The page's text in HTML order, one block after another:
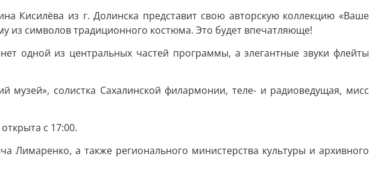
Кисилёва из г. Долинска представит свою авторскую коллекцию «Ваше
из символов традиционного костюма. Это будет впечатляюще!
одной из центральных частей программы, а элегантные звуки флейты
музей», солистка Сахалинской филармонии, теле- и радиоведущая, мисс
с 17:00.
Лимаренко, а также регионального министерства культуры и архивного